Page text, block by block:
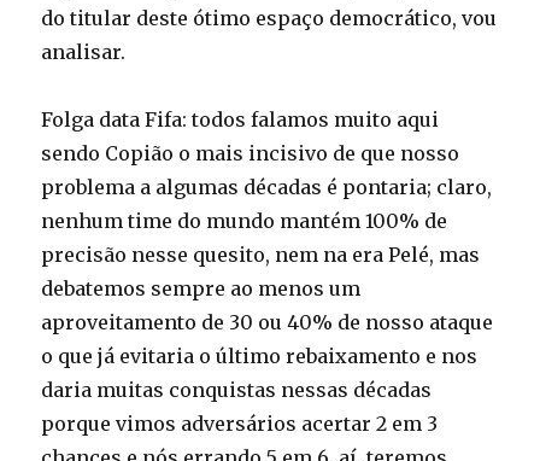
do titular deste ótimo espaço democrático, vou
analisar.
Folga data Fifa: todos falamos muito aqui
sendo Copião o mais incisivo de que nosso
problema a algumas décadas é pontaria; claro,
nenhum time do mundo mantém 100% de
precisão nesse quesito, nem na era Pelé, mas
debatemos sempre ao menos um
aproveitamento de 30 ou 40% de nosso ataque
o que já evitaria o último rebaixamento e nos
daria muitas conquistas nessas décadas
porque vimos adversários acertar 2 em 3